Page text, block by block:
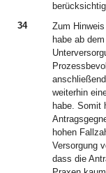
34
Zum
habe ab
weiterhin
habe. Somit
hohen
Versorgung
dass die